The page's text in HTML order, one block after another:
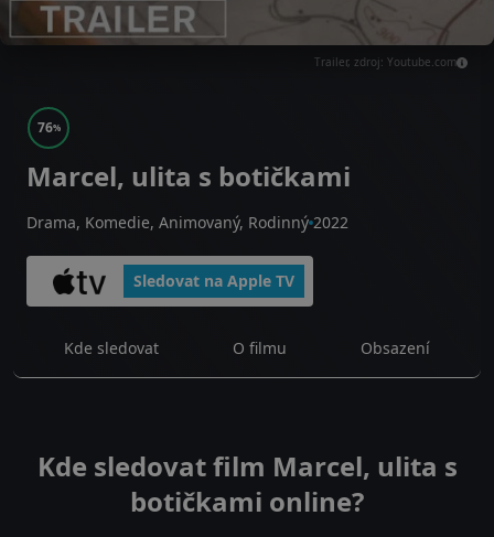
Trailer, zdroj: Youtube.com
76%
Marcel, ulita s botičkami
Drama, Komedie, Animovaný, Rodinný 2022
Sledovat na Apple TV
Kde sledovat O filmu Obsazení
Kde sledovat film Marcel, ulita s
botičkami online?